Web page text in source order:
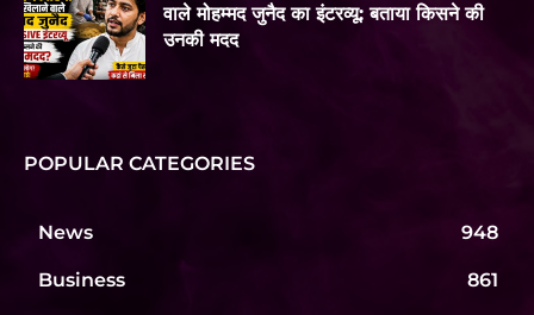
वाले मोहम्मद जुनैद का इंटरव्यू: बताया किसने की
उनकी मदद
POPULAR CATEGORIES
News 948
Business 861